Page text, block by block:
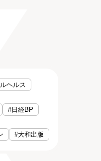
ヘルス
#日経BP
#大和出版